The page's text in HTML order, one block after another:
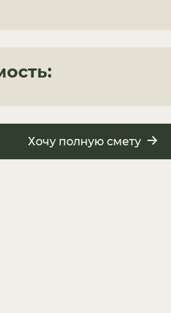
Хочу полную смету